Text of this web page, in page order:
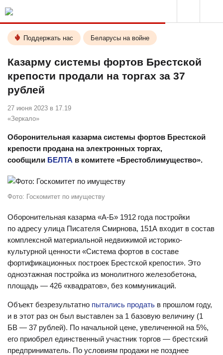
Поддержать нас Беларусы на войне
Казарму системы фортов Брестской
крепости продали на торгах за 37
рублей
27 июня 2023 в 17.19
«Зеркало»
Оборонительная казарма системы фортов Брестской
крепости продана на электронных торгах,
сообщили БЕЛТА в комитете «Брестоблимущество».
Фото: Госкомитет по имуществу
Оборонительная казарма «А-Б» 1912 года постройки
по адресу улица Писателя Смирнова, 151А входит в состав
комплексной материальной недвижимой историко-
культурной ценности «Система фортов в составе
фортификационных построек Брестской крепости». Это
одноэтажная постройка из монолитного железобетона,
площадь — 426 «квадратов», без коммуникаций.
Объект безрезультатно пытались продать в прошлом году,
и в этот раз он был выставлен за 1 базовую величину (1
БВ — 37 рублей). По начальной цене, увеличенной на 5%,
его приобрел единственный участник торгов — брестский
предприниматель. По условиям продажи не позднее